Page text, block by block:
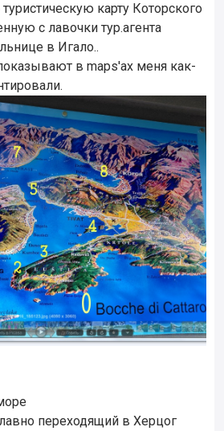
карту Которского
с лавочки тур.агента
в Игало..
в maps'ах меня как-
переходящий в Херцог